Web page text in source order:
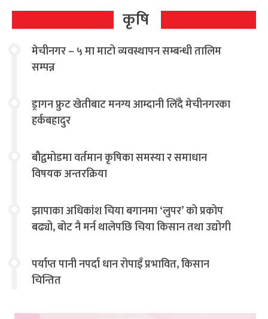
कृषि
मेचीनगर – ५ मा माटो व्यवस्थापन सम्बन्धी तालिम
सम्पन्न
ड्रागन फ्रुट खेतीबाट मनग्य आम्दानी लिँदै मेचीनगरका
हर्कबहादुर
बौद्वमोडमा वर्तमान कृषिका समस्या र समाधान
विषयक अन्तरक्रिया
झापाका अधिकांश चिया बगानमा ‘लुपर’ को प्रकोप
बढ्यो, बोट नै मर्न थालेपछि चिया किसान तथा उद्योगी
पर्याप्त पानी नपर्दा धान रोपाइँ प्रभावित, किसान
चिन्तित